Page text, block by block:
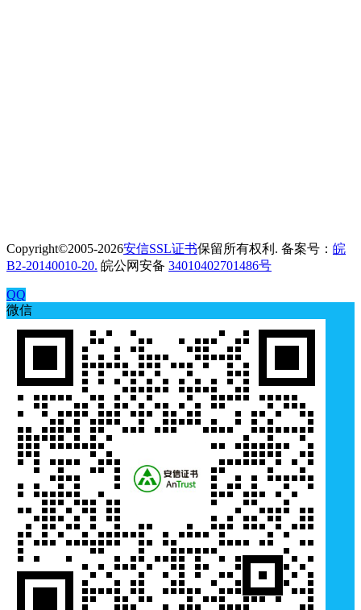
Copyright©2005-2026安信SSL证书保留所有权利. 备案号： 皖
B2-20140010-20. 皖公网安备 34010402701486号
QQ
微信